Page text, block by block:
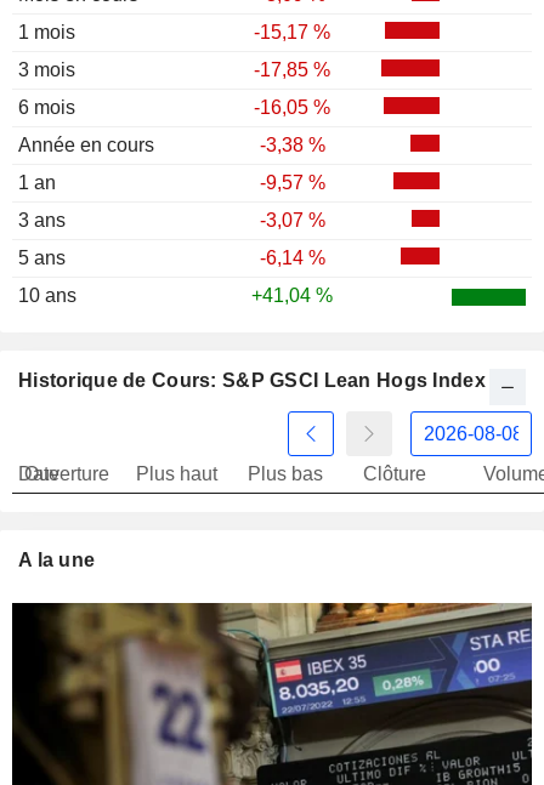
1 mois
-15,17 %
3 mois
-17,85 %
6 mois
-16,05 %
Année en cours
-3,38 %
1 an
-9,57 %
3 ans
-3,07 %
5 ans
-6,14 %
10 ans
+41,04 %
Historique de Cours: S&P GSCI Lean Hogs Index
Date
Ouverture Plus haut Plus bas Clôture
A la une